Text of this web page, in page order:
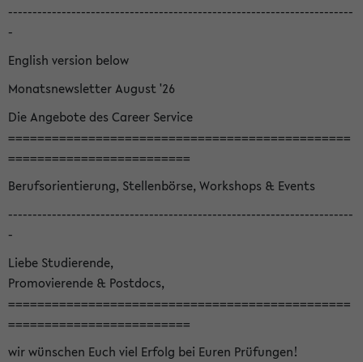
-----------------------------------------------------------------------
-
English version below
Monatsnewsletter August '26
Die Angebote des Career Service
===============================================
=========================
Berufsorientierung, Stellenbörse, Workshops & Events
-----------------------------------------------------------------------
-
Liebe Studierende,
Promovierende & Postdocs,
===============================================
=========================
wir wünschen Euch viel Erfolg bei Euren Prüfungen!